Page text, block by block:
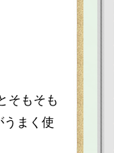
そもそも
うまく使